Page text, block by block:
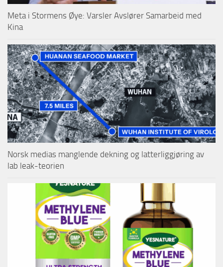
Meta i Stormens Øye: Varsler Avslører Samarbeid med
Kina
Norsk medias manglende dekning og latterliggjøring av
lab leak-teorien